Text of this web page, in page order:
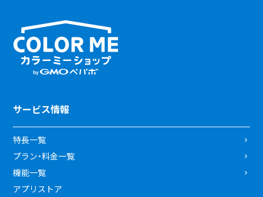
サービス情報
特長一覧
プラン・料金一覧
機能一覧
アプリストア